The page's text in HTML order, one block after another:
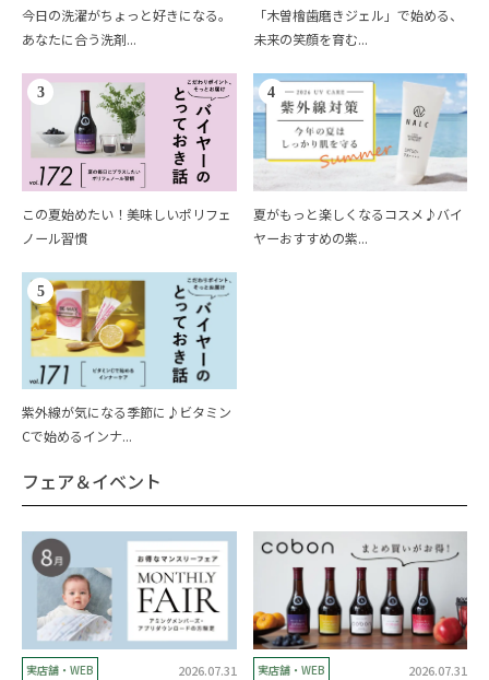
今日の洗濯がちょっと好きになる。
あなたに合う洗剤...
「木曽檜歯磨きジェル」で始める、
未来の笑顔を育む...
3
この夏始めたい！美味しいポリフェ
ノール習慣
4
夏がもっと楽しくなるコスメ♪バイ
ヤーおすすめの紫...
5
紫外線が気になる季節に♪ビタミン
Cで始めるインナ...
フェア＆イベント
実店舗・WEB 2026.07.31 実店舗・WEB 2026.07.31